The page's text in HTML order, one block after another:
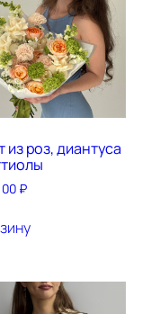
из роз, диантуса
₽